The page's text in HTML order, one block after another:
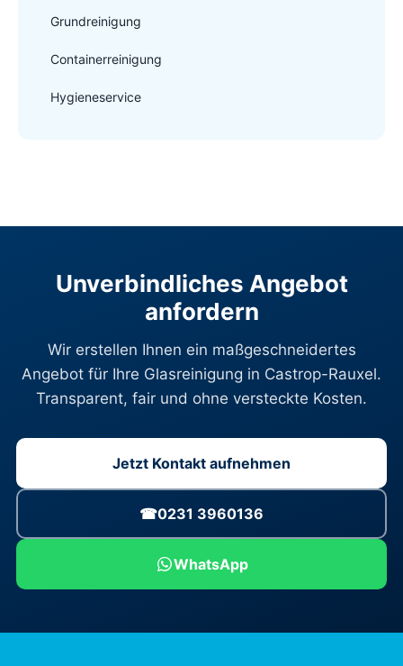
Grundreinigung
Containerreinigung
Hygieneservice
Unverbindliches Angebot
anfordern
Wir erstellen Ihnen ein maßgeschneidertes
Angebot für Ihre Glasreinigung in Castrop-Rauxel.
Transparent, fair und ohne versteckte Kosten.
Jetzt Kontakt aufnehmen
☎0231 3960136
WhatsApp